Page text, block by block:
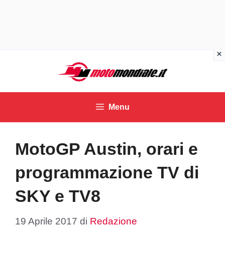
contenuto
Menu
MotoGP Austin, orari e
programmazione TV di
SKY e TV8
19 Aprile 2017 di Redazione